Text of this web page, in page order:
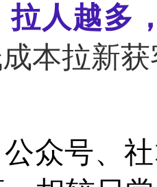
拉人越多
本拉新
众号、